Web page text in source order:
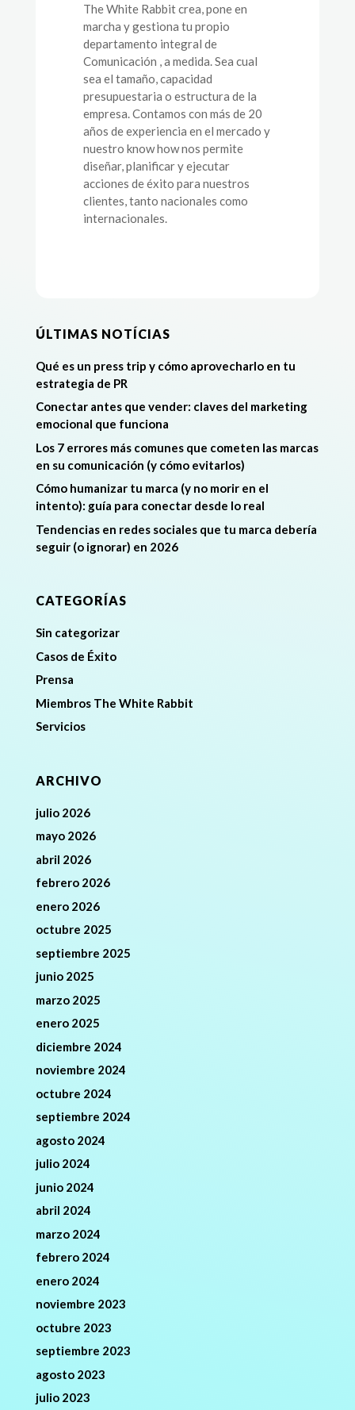
The White Rabbit crea, pone en
marcha y gestiona tu propio
departamento integral de
Comunicación , a medida. Sea cual
sea el tamaño, capacidad
presupuestaria o estructura de la
empresa. Contamos con más de 20
años de experiencia en el mercado y
nuestro know how nos permite
diseñar, planificar y ejecutar
acciones de éxito para nuestros
clientes, tanto nacionales como
internacionales.
ÚLTIMAS NOTÍCIAS
Qué es un press trip y cómo aprovecharlo en tu
estrategia de PR
Conectar antes que vender: claves del marketing
emocional que funciona
Los 7 errores más comunes que cometen las marcas
en su comunicación (y cómo evitarlos)
Cómo humanizar tu marca (y no morir en el
intento): guía para conectar desde lo real
Tendencias en redes sociales que tu marca debería
seguir (o ignorar) en 2026
CATEGORÍAS
Sin categorizar
Casos de Éxito
Prensa
Miembros The White Rabbit
Servicios
ARCHIVO
julio 2026
mayo 2026
abril 2026
febrero 2026
enero 2026
octubre 2025
septiembre 2025
junio 2025
marzo 2025
enero 2025
diciembre 2024
noviembre 2024
octubre 2024
septiembre 2024
agosto 2024
julio 2024
junio 2024
abril 2024
marzo 2024
febrero 2024
enero 2024
noviembre 2023
octubre 2023
septiembre 2023
agosto 2023
julio 2023